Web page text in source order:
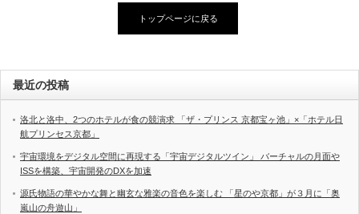
トップページに戻る
最近の投稿
洛北と洛中、2つのホテルが食の競演求 「ザ・プリンス 京都宝ヶ池」×「ホテル日
航プリンセス京都」
宇宙環境をデジタル空間に再現する「宇宙デジタルツイン」 バーチャルの月面や
ISSを構築、宇宙開発のDXを加速
源氏物語の華やかな舞と幽玄な雅楽の音色を楽しむ 「星のや京都」が３月に「奥
嵐山の舟遊山」